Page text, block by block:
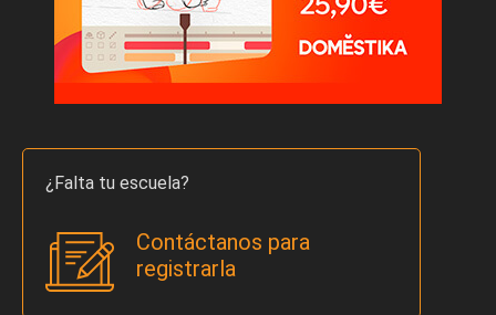
¿Falta tu escuela?
Contáctanos para
registrarla